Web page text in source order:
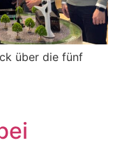
über die fünf